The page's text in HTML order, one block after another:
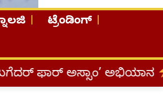
ಟ್ರೆಂಡಿಂಗ್
ಅಭಿಯಾನ ನ್ಯೂಸ್